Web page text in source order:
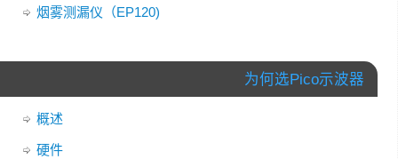
烟雾测漏仪（EP120)
为何选Pico示波器
概述
硬件